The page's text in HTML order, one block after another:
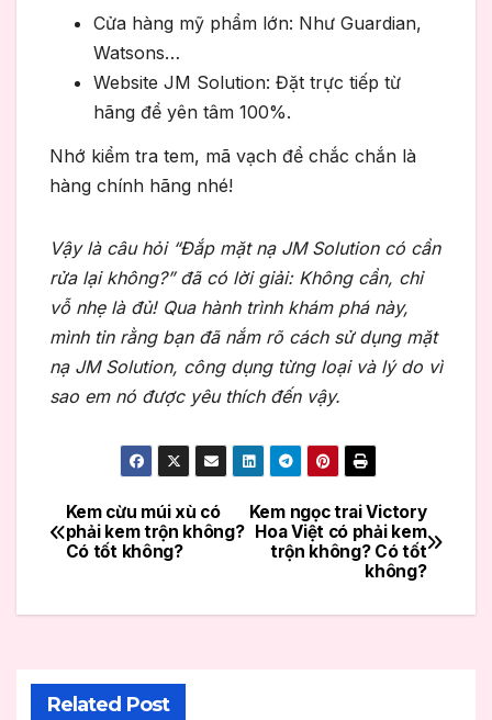
Cửa hàng mỹ phẩm lớn: Như Guardian,
Watsons…
Website JM Solution: Đặt trực tiếp từ
hãng để yên tâm 100%.
Nhớ kiểm tra tem, mã vạch để chắc chắn là
hàng chính hãng nhé!
Vậy là câu hỏi “Đắp mặt nạ JM Solution có cần
rửa lại không?” đã có lời giải: Không cần, chỉ
vỗ nhẹ là đủ! Qua hành trình khám phá này,
mình tin rằng bạn đã nắm rõ cách sử dụng mặt
nạ JM Solution, công dụng từng loại và lý do vì
sao em nó được yêu thích đến vậy.
Điều
hướng
bài
Kem ngọc trai Victory
Hoa Việt có phải kem
trộn không? Có tốt
không?
Kem cừu múi xù có
phải kem trộn không?
Có tốt không?
Related Post